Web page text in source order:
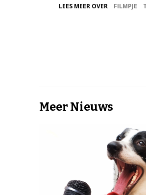
LEES MEER OVER FILMPJE
Meer Nieuws